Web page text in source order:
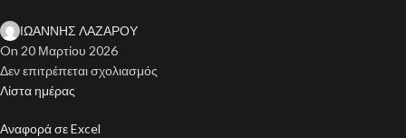
ΙΩΑΝΝΗΣ ΛΑΖΑΡΟΥ
On 20 Μαρτίου 2026
Δεν επιτρέπεται σχολιασμός
Λίστα ημέρας
Αναφορά σε Excel